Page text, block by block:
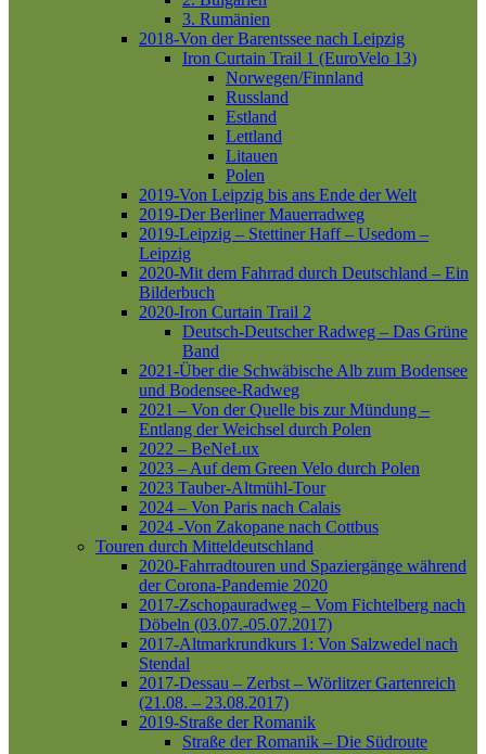
3. Rumänien
2018-Von der Barentssee nach Leipzig
Iron Curtain Trail 1 (EuroVelo 13)
Norwegen/Finnland
Russland
Estland
Lettland
Litauen
Polen
2019-Von Leipzig bis ans Ende der Welt
2019-Der Berliner Mauerradweg
2019-Leipzig – Stettiner Haff – Usedom –
Leipzig
2020-Mit dem Fahrrad durch Deutschland – Ein
Bilderbuch
2020-Iron Curtain Trail 2
Deutsch-Deutscher Radweg – Das Grüne
Band
2021-Über die Schwäbische Alb zum Bodensee
und Bodensee-Radweg
2021 – Von der Quelle bis zur Mündung –
Entlang der Weichsel durch Polen
2022 – BeNeLux
2023 – Auf dem Green Velo durch Polen
2023 Tauber-Altmühl-Tour
2024 – Von Paris nach Calais
2024 -Von Zakopane nach Cottbus
Touren durch Mitteldeutschland
2020-Fahrradtouren und Spaziergänge während
der Corona-Pandemie 2020
2017-Zschopauradweg – Vom Fichtelberg nach
Döbeln (03.07.-05.07.2017)
2017-Altmarkrundkurs 1: Von Salzwedel nach
Stendal
2017-Dessau – Zerbst – Wörlitzer Gartenreich
(21.08. – 23.08.2017)
2019-Straße der Romanik
Straße der Romanik – Die Südroute